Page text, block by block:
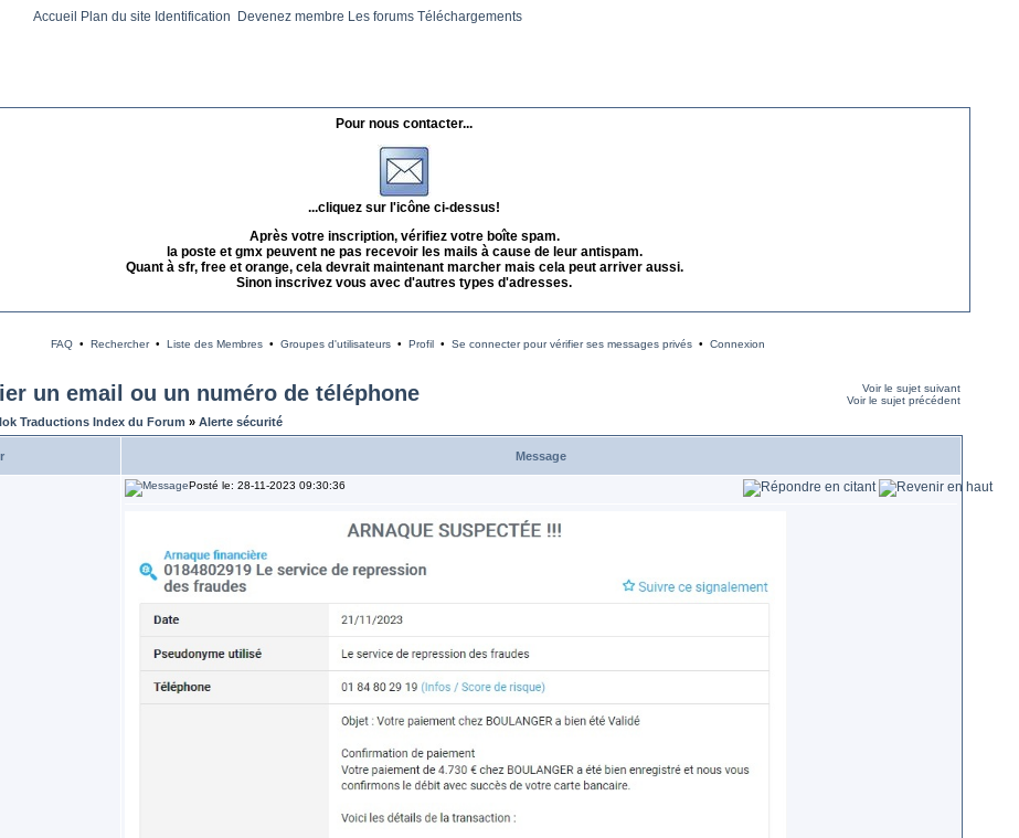
Accueil Plan du site Identification Devenez membre Les forums Téléchargements
Pour nous contacter...
...cliquez sur l'icône ci-dessus!
Après votre inscription, vérifiez votre boîte spam.
la poste et gmx peuvent ne pas recevoir les mails à cause de leur antispam.
Quant à sfr, free et orange, cela devrait maintenant marcher mais cela peut arriver aussi.
Sinon inscrivez vous avec d'autres types d'adresses.
FAQ• Rechercher• Liste des Membres• Groupes d'utilisateurs• Profil• Se connecter pour vérifier ses messages privés• Connexion
un email ou un numéro de téléphone
Voir le sujet suivant
Voir le sujet précédent
Traductions Index du Forum » Alerte sécurité
Message
Posté le: 28-11-2023 09:30:36